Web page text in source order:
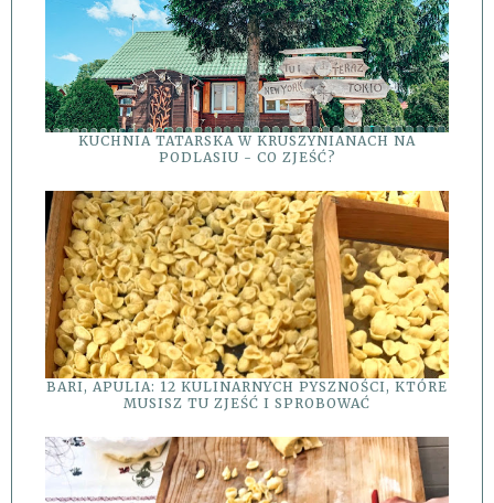
KUCHNIA TATARSKA W KRUSZYNIANACH NA
PODLASIU - CO ZJEŚĆ?
BARI, APULIA: 12 KULINARNYCH PYSZNOŚCI, KTÓRE
MUSISZ TU ZJEŚĆ I SPROBOWAĆ